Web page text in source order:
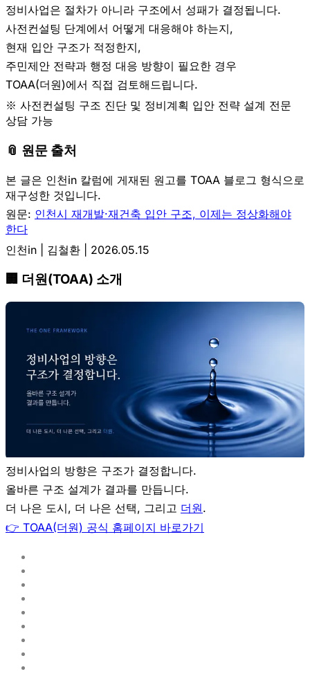
정비사업은 절차가 아니라 구조에서 성패가 결정됩니다.
사전컨설팅 단계에서 어떻게 대응해야 하는지,
현재 입안 구조가 적정한지,
주민제안 전략과 행정 대응 방향이 필요한 경우
TOAA(더원)에서 직접 검토해드립니다.
※ 사전컨설팅 구조 진단 및 정비계획 입안 전략 설계 전문
상담 가능
📎 원문 출처
본 글은 인천in 칼럼에 게재된 원고를 TOAA 블로그 형식으로
재구성한 것입니다.
원문: 인천시 재개발·재건축 입안 구조, 이제는 정상화해야
한다
인천in | 김철환 | 2026.05.15
🏢 더원(TOAA) 소개
정비사업의 방향은 구조가 결정합니다.
올바른 구조 설계가 결과를 만듭니다.
더 나은 도시, 더 나은 선택, 그리고 더원.
👉 TOAA(더원) 공식 홈페이지 바로가기